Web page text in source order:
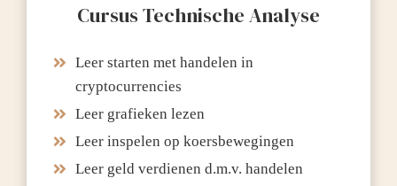
Cursus Technische Analyse
Leer starten met handelen in
cryptocurrencies
Leer grafieken lezen
Leer inspelen op koersbewegingen
Leer geld verdienen d.m.v. handelen